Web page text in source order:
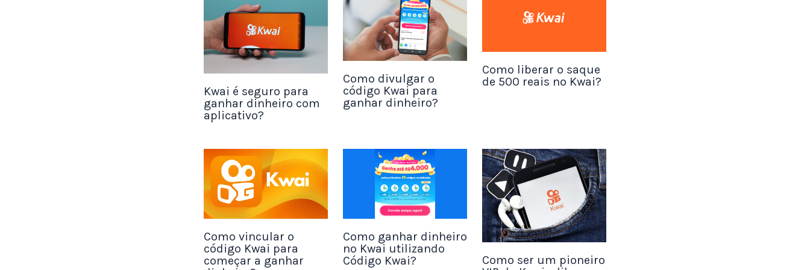
E se o usuário também trouxer um amigo por indicação, você ainda
ganha 5%. Sempre que acumular moedas suficientes é possível
resgatar o valor por Paypal.
Acesse o jogo clicando aqui!
2. Make Money
Kwai é seguro para
ganhar dinheiro com
aplicativo?
Como divulgar o
código Kwai para
ganhar dinheiro?
Como liberar o saque
de 500 reais no Kwai?
Como vincular o
código Kwai para
começar a ganhar
Como ganhar dinheiro
no Kwai utilizando
Código Kwai?
Como ser um pioneiro